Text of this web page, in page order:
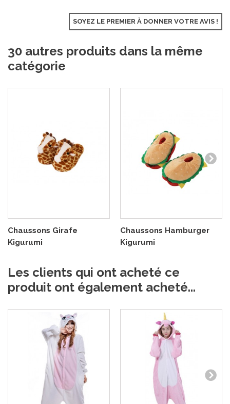
SOYEZ LE PREMIER À DONNER VOTRE AVIS !
30 autres produits dans la même
catégorie
Chaussons Girafe
Kigurumi
Chaussons Hamburger
Kigurumi
Les clients qui ont acheté ce
produit ont également acheté...